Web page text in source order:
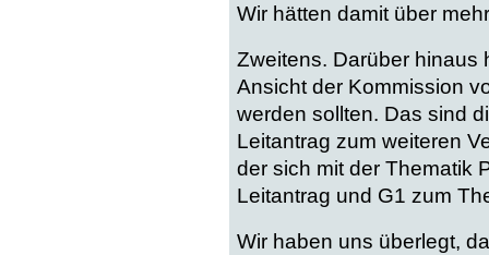
Wir hätten damit über
Zweitens. Darüber hinaus
Ansicht der Kommission
werden sollten. Das sind
Leitantrag zum weiteren
der sich mit der Thematik
Leitantrag und G1 zum
Wir haben uns überlegt,